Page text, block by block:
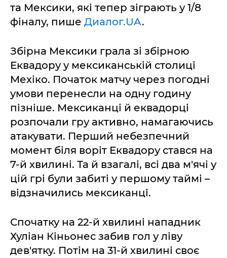
та Мексики, які тепер зіграють у 1/8
фіналу, пише Диалог.UA.
Збірна Мексики грала зі збірною
Еквадору у мексиканській столиці
Мехіко. Початок матчу через погодні
умови перенесли на одну годину
пізніше. Мексиканці й еквадорці
розпочали гру активно, намагаючись
атакувати. Перший небезпечний
момент біля воріт Еквадору стався на
7-й хвилині. Та й взагалі, всі два м'ячі у
цій грі були забиті у першому таймі –
відзначились мексиканці.
Спочатку на 22-й хвилині нападник
Хуліан Кіньонес забив гол у ліву
дев'ятку. Потім на 31-й хвилині своє